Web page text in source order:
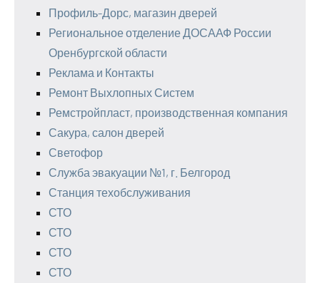
Профиль-Дорс, магазин дверей
Региональное отделение ДОСААФ России
Оренбургской области
Реклама и Контакты
Ремонт Выхлопных Систем
Ремстройпласт, производственная компания
Сакура, салон дверей
Светофор
Служба эвакуации №1, г. Белгород
Станция техобслуживания
СТО
СТО
СТО
СТО